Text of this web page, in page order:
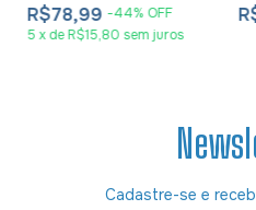
R$78,99 -44% OFF
5 xdeR$15,80 sem juros
Cadastre-se e